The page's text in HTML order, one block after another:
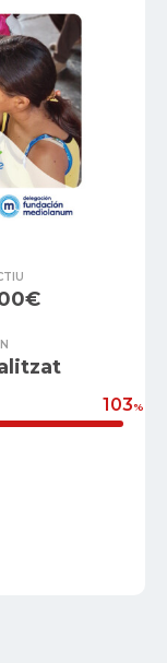
103%